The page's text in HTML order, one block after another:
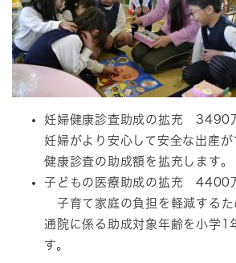
妊婦健康診査助成の拡充 3490
妊婦がより安心して安全な出産
健康診査の助成額を拡充します。
子どもの医療助成の拡充 4400
子育て家庭の負担を軽減するた
通院に係る助成対象年齢を小学1
す。